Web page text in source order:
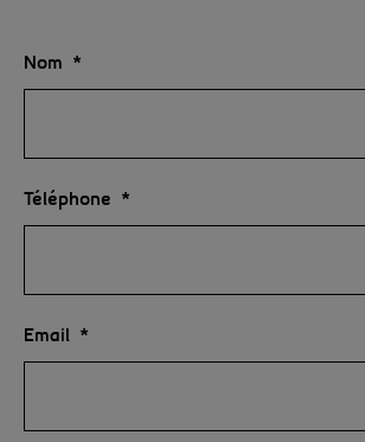
Nom
Téléphone
Email